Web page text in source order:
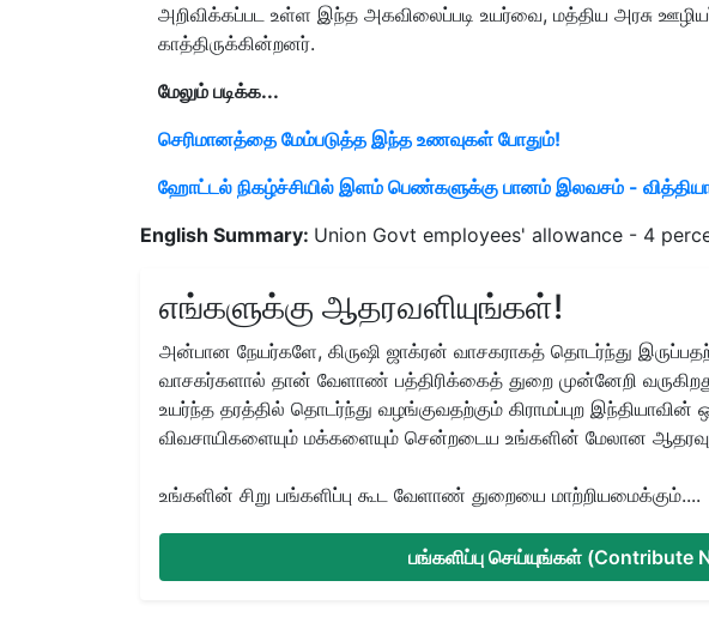
அறிவிக்கப்பட உள்ள இந்த அகவிலைப்படி உயர்வை, மத்திய அரசு
காத்திருக்கின்றனர்.
மேலும் படிக்க...
செரிமானத்தை மேம்படுத்த இந்த உணவுகள் போதும்!
ஹோட்டல் நிகழ்ச்சியில் இளம் பெண்களுக்கு பானம் இலவசம் -
English Summary: Union Govt employees' allowance - 4
எங்களுக்கு ஆதரவளியுங்கள்!
அன்பான நேயர்களே, கிருஷி ஜாக்ரன் வாசகராகத் தொடர்ந்து
வாசகர்களால் தான் வேளாண் பத்திரிக்கைத் துறை முன்னேறி
உயர்ந்த தரத்தில் தொடர்ந்து வழங்குவதற்கும் கிராமப்புற
விவசாயிகளையும் மக்களையும் சென்றடைய உங்களின் மேலான
உங்களின் சிறு பங்களிப்பு கூட வேளாண் துறையை மாற்றியமைக்கும்....
பங்களிப்பு செய்யுங்கள் (Contribute